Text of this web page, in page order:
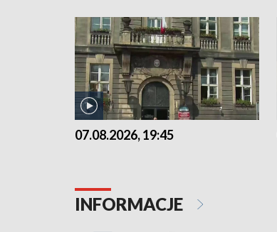
07.08.2026, 19:45
INFORMACJE